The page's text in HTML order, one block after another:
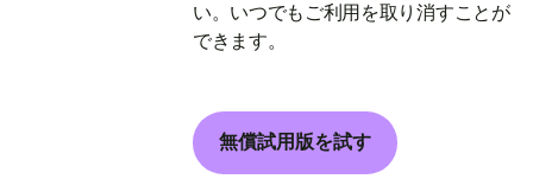
い。いつでもご利用を取り消すことが
できます。
無償試用版を試す